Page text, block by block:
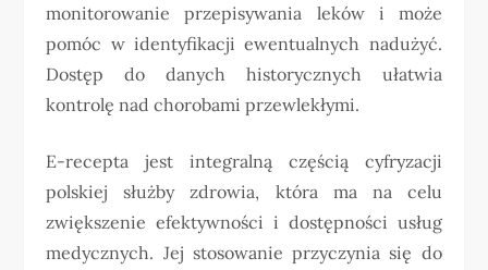
monitorowanie przepisywania leków i może
pomóc w identyfikacji ewentualnych nadużyć.
Dostęp do danych historycznych ułatwia
kontrolę nad chorobami przewlekłymi.
E-recepta jest integralną częścią cyfryzacji
polskiej służby zdrowia, która ma na celu
zwiększenie efektywności i dostępności usług
medycznych. Jej stosowanie przyczynia się do